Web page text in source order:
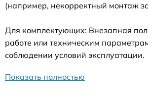
(например, некорректный монтаж
Для комплектующих: Внезапная
работе или техническим
соблюдении условий эксплуатации.
Показать полностью